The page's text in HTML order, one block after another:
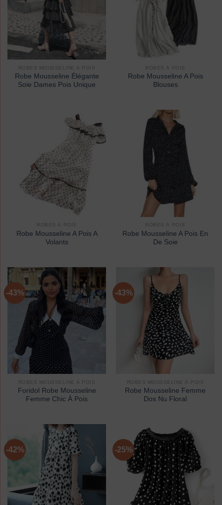
ROBES MOUSSELINE À POIS
Robe Mousseline Élégante
Soie Dames Pois Unique
ROBES À POIS
Robe Mousseline A Pois
Blouses
ROBES À POIS
Robe Mousseline A Pois A
Volants
ROBES À POIS
Robe Mousseline A Pois En
De Soie
-43%
ROBES MOUSSELINE À POIS
Foridol Robe Mousseline
Femme Chic À Pois
-43%
ROBES MOUSSELINE À POIS
Robe Mousseline Femme
Dos Nu Floral
-42% -25%